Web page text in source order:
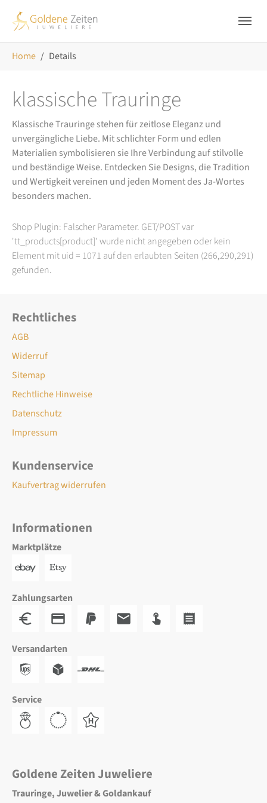
Home Details
klassische Trauringe
Klassische Trauringe stehen für zeitlose Eleganz und
unvergängliche Liebe. Mit schlichter Form und edlen
Materialien symbolisieren sie Ihre Verbindung auf stilvolle
und beständige Weise. Entdecken Sie Designs, die Tradition
und Wertigkeit vereinen und jeden Moment des Ja-Wortes
besonders machen.
Shop Plugin: Falscher Parameter. GET/POST var
'tt_products[product]' wurde nicht angegeben oder kein
Element mit uid = 1071 auf den erlaubten Seiten (266,290,291)
gefunden.
Rechtliches
AGB
Widerruf
Sitemap
Rechtliche Hinweise
Datenschutz
Impressum
Kundenservice
Kaufvertrag widerrufen
Informationen
Marktplätze
Zahlungsarten
Versandarten
Service
Goldene Zeiten Juweliere
Trauringe, Juwelier & Goldankauf